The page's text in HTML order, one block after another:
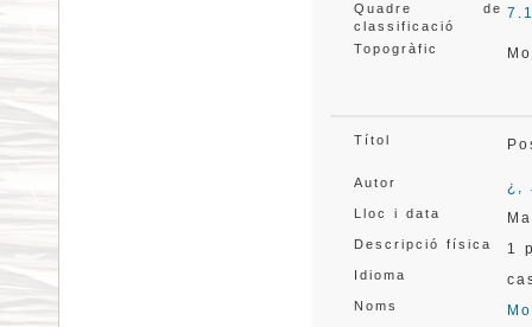
Quadre de
classificació
Topogràfic
Títol
Autor ¿,
Lloc i data
Descripció física 1
Idioma
Noms